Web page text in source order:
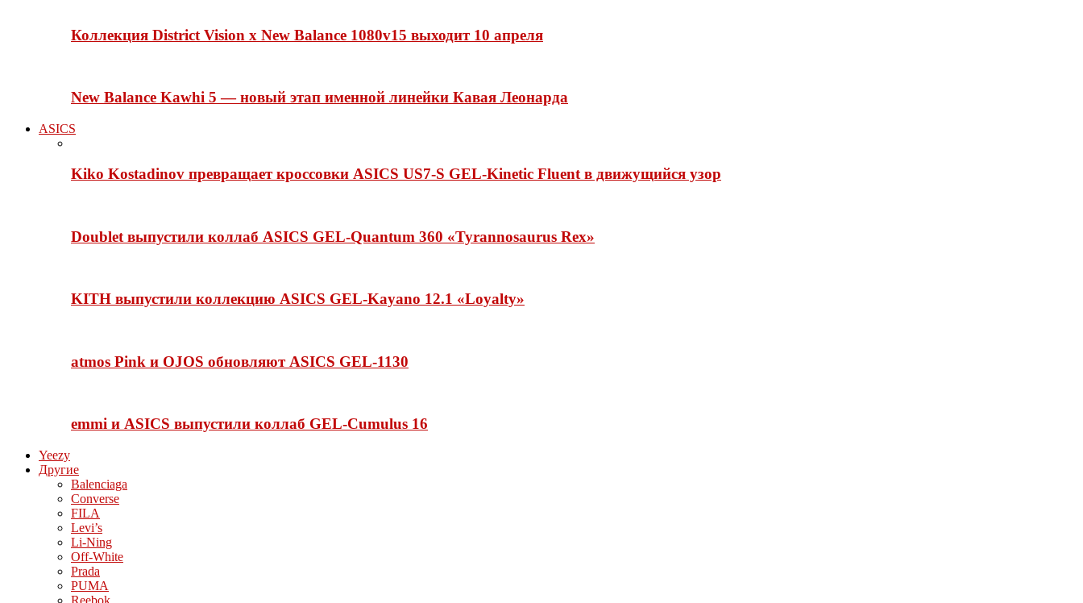
Коллекция District Vision x New Balance 1080v15 выходит 10 апреля
New Balance Kawhi 5 — новый этап именной линейки Кавая Леонарда
ASICS
Kiko Kostadinov превращает кроссовки ASICS US7-S GEL-Kinetic Fluent в движущийся узор
Doublet выпустили коллаб ASICS GEL-Quantum 360 «Tyrannosaurus Rex»
KITH выпустили коллекцию ASICS GEL-Kayano 12.1 «Loyalty»
atmos Pink и OJOS обновляют ASICS GEL-1130
emmi и ASICS выпустили коллаб GEL-Cumulus 16
Yeezy
Другие
Balenciaga
Converse
FILA
Levi’s
Li-Ning
Off-White
Prada
PUMA
Reebok